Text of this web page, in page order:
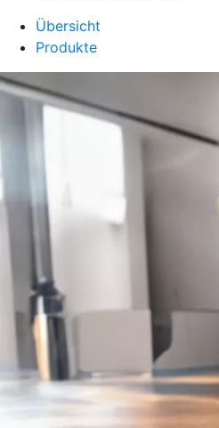
Übersicht
Produkte